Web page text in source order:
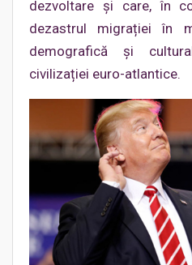
dezvoltare și care, în
dezastrul migrației în
demografică și
civilizației euro-atlantice.